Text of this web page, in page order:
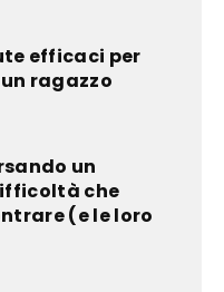
efficaci per
ragazzo
un
che
(e le loro